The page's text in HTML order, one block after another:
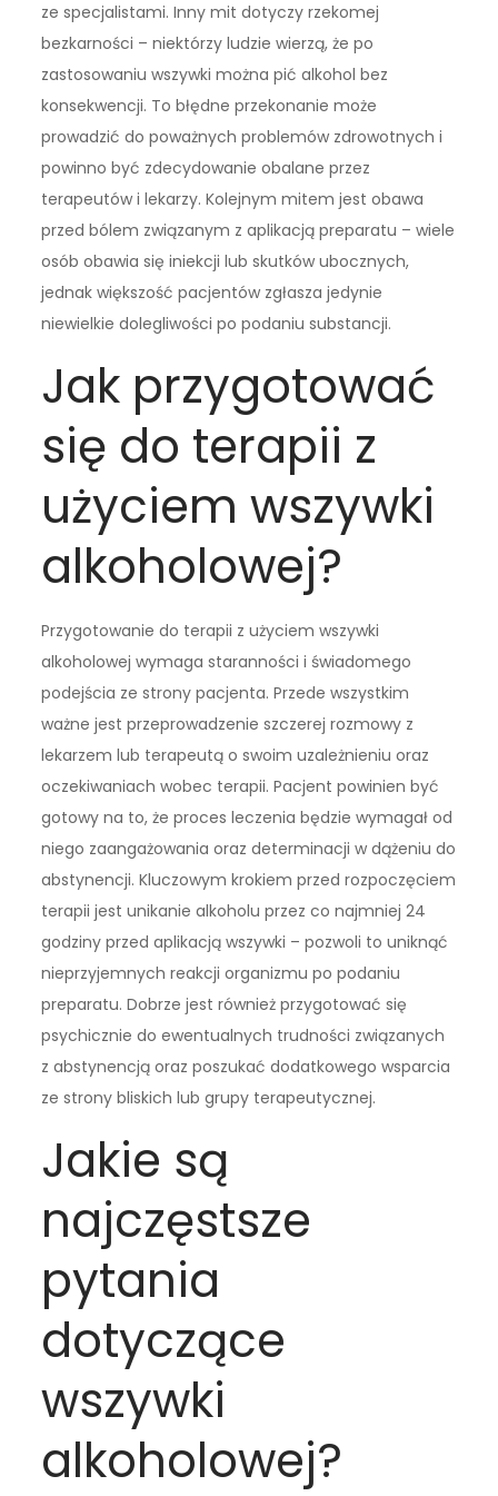
ze specjalistami. Inny mit dotyczy rzekomej
bezkarności – niektórzy ludzie wierzą, że po
zastosowaniu wszywki można pić alkohol bez
konsekwencji. To błędne przekonanie może
prowadzić do poważnych problemów zdrowotnych i
powinno być zdecydowanie obalane przez
terapeutów i lekarzy. Kolejnym mitem jest obawa
przed bólem związanym z aplikacją preparatu – wiele
osób obawia się iniekcji lub skutków ubocznych,
jednak większość pacjentów zgłasza jedynie
niewielkie dolegliwości po podaniu substancji.
Jak przygotować
się do terapii z
użyciem wszywki
alkoholowej?
Przygotowanie do terapii z użyciem wszywki
alkoholowej wymaga staranności i świadomego
podejścia ze strony pacjenta. Przede wszystkim
ważne jest przeprowadzenie szczerej rozmowy z
lekarzem lub terapeutą o swoim uzależnieniu oraz
oczekiwaniach wobec terapii. Pacjent powinien być
gotowy na to, że proces leczenia będzie wymagał od
niego zaangażowania oraz determinacji w dążeniu do
abstynencji. Kluczowym krokiem przed rozpoczęciem
terapii jest unikanie alkoholu przez co najmniej 24
godziny przed aplikacją wszywki – pozwoli to uniknąć
nieprzyjemnych reakcji organizmu po podaniu
preparatu. Dobrze jest również przygotować się
psychicznie do ewentualnych trudności związanych
z abstynencją oraz poszukać dodatkowego wsparcia
ze strony bliskich lub grupy terapeutycznej.
Jakie są
najczęstsze
pytania
dotyczące
wszywki
alkoholowej?